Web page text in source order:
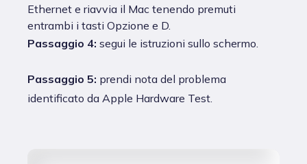
Ethernet e riavvia il Mac tenendo premuti
entrambi i tasti Opzione e D.
Passaggio 4: segui le istruzioni sullo schermo.
Passaggio 5: prendi nota del problema
identificato da Apple Hardware Test.